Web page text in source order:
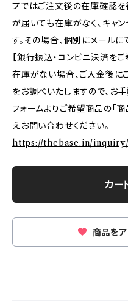
プではご注文後の在庫確認を
が届いても在庫がなく、キャ
す。その場合、個別にメール
【銀行振込・コンビニ決済を
在庫がない場合、ご入金後に
をお調べいたしますので、お
フォームよりご希望商品の「商
えお問い合わせください。
https://thebase.in/
カー
商品を